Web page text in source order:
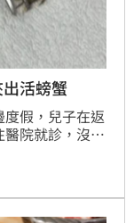
活螃蟹
假，兒子在返
院就診，沒想
螃蟹的影片獲